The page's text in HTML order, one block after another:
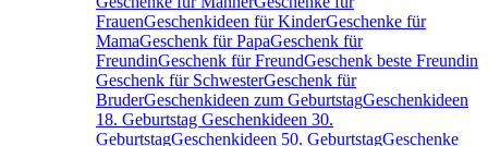
FrauenGeschenkideen für KinderGeschenke für
MamaGeschenk für PapaGeschenk für
FreundinGeschenk für FreundGeschenk beste Freundin
Geschenk für SchwesterGeschenk für
BruderGeschenkideen zum GeburtstagGeschenkideen
18. Geburtstag Geschenkideen 30.
GeburtstagGeschenkideen 50. GeburtstagGeschenke